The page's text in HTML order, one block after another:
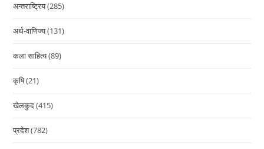
अन्तराष्ट्रिय(285)
अर्थ-वाणिज्य(131)
कला साहित्य(89)
कृषि(21)
खेलकुद(415)
प्रदेश(782)